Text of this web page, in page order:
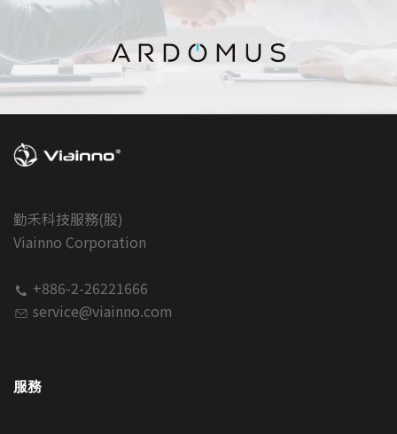
勤禾科技服務(股)
Viainno Corporation
+886-2-26221666
service@viainno.com
服務